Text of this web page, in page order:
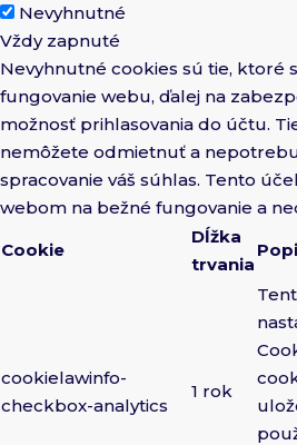
Nevyhnutné
Vždy zapnuté
Nevyhnutné cookies sú tie, ktoré
fungovanie webu, ďalej na
možnosť prihlasovania do účtu.
nemôžete odmietnuť a
spracovanie váš súhlas. Tento
webom na bežné fungovanie a
Cookie
Dĺžka
trvania
cookielawinfo-
checkbox-analytics
1 rok